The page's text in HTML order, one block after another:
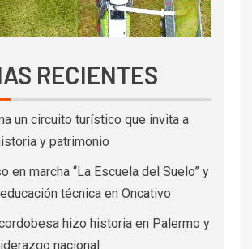
RECIENTES
un circuito turístico que invita a
y patrimonio
en marcha “La Escuela del Suelo” y
técnica en Oncativo
hizo historia en Palermo y
nacional